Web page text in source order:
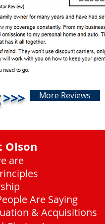
More Reviews
Olson
are
Are Saying
& Acquisitions